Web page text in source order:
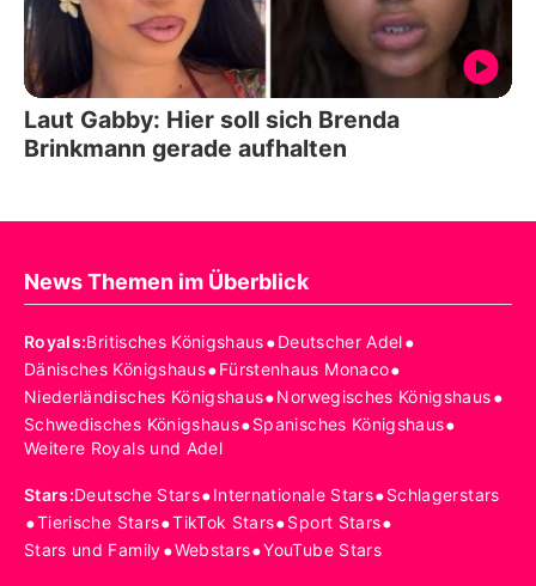
Laut Gabby: Hier soll sich Brenda
Brinkmann gerade aufhalten
News Themen im Überblick
Royals:Britisches Königshaus•Deutscher Adel•
Dänisches Königshaus•Fürstenhaus Monaco•
Niederländisches Königshaus•Norwegisches Königshaus•
Schwedisches Königshaus•Spanisches Königshaus•
Weitere Royals und Adel
Stars:Deutsche Stars•Internationale Stars•Schlagerstars
•Tierische Stars•TikTok Stars•Sport Stars•
Stars und Family•Webstars•YouTube Stars